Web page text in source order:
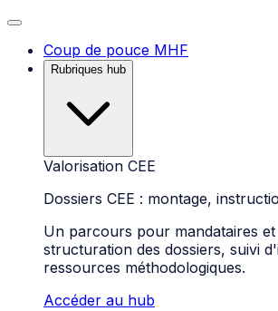
Coup de pouce MHF
Rubriques hub
Valorisation CEE
Dossiers CEE : montage,
Un parcours pour mandataires
structuration des dossiers, suivi
ressources méthodologiques.
Accéder au hub